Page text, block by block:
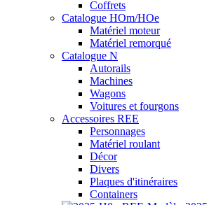
Coffrets
Catalogue HOm/HOe
Matériel moteur
Matériel remorqué
Catalogue N
Autorails
Machines
Wagons
Voitures et fourgons
Accessoires REE
Personnages
Matériel roulant
Décor
Divers
Plaques d'itinéraires
Containers